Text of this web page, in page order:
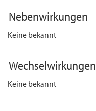
Nebenwirkungen
Keine bekannt
Wechselwirkungen
Keine bekannt